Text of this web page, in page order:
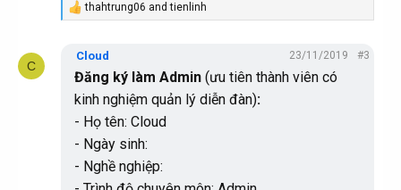
R
thahtrung06 andtienlinh
C
Cloud 23/11/2019 #3
Đăng ký làm Admin (ưu tiên thành viên có
kinh nghiệm quản lý diễn đàn):
- Họ tên: Cloud
- Ngày sinh:
- Nghề nghiệp: